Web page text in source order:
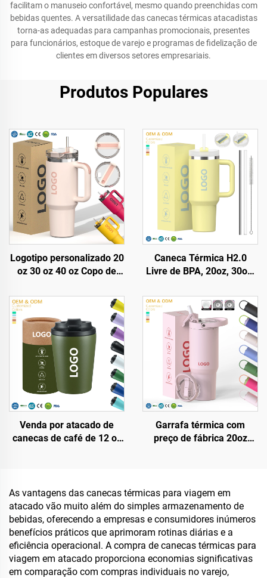
facilitam o manuseio confortável, mesmo quando preenchidas com
bebidas quentes. A versatilidade das canecas térmicas atacadistas
torna-as adequadas para campanhas promocionais, presentes
para funcionários, estoque de varejo e programas de fidelização de
clientes em diversos setores empresariais.
Produtos Populares
Logotipo personalizado 20
oz 30 oz 40 oz Copo de
Inoxidável, Dupla Parede,
a Vácuo, 20oz 30oz 40oz
Copo com Alça
Caneca Térmica H2.0
Livre de BPA, 20oz, 30oz,
Tampa com 3 Posições
para Viagem, Copo de Aço
Inoxidável Isolado
Venda por atacado de
canecas de café de 12 oz
logotipo personalizado
Garrafa térmica com
preço de fábrica 20oz
aço inoxidável, garrafa
para sublimação
As vantagens das canecas térmicas para viagem em
atacado vão muito além do simples armazenamento de
bebidas, oferecendo a empresas e consumidores inúmeros
benefícios práticos que aprimoram rotinas diárias e a
eficiência operacional. A compra de canecas térmicas para
viagem em atacado proporciona economias significativas
em comparação com compras individuais no varejo,